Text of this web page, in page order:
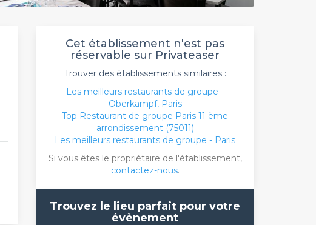
Cet établissement n'est pas
réservable sur Privateaser
Trouver des établissements similaires :
Les meilleurs restaurants de groupe -
Oberkampf, Paris
Top Restaurant de groupe Paris 11 ème
arrondissement (75011)
Les meilleurs restaurants de groupe - Paris
Si vous êtes le propriétaire de l'établissement,
contactez-nous.
Trouvez le lieu parfait pour votre
évènement